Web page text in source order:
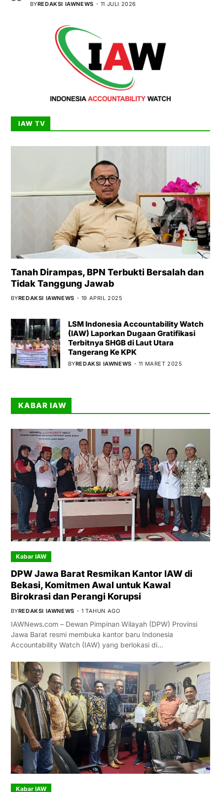
BYREDAKSI IAWNEWS 11 JULI 2026
IAW TV
Tanah Dirampas, BPN Terbukti Bersalah dan
Tidak Tanggung Jawab
BYREDAKSI IAWNEWS 19 APRIL 2025
LSM Indonesia Accountability Watch
(IAW) Laporkan Dugaan Gratifikasi
Terbitnya SHGB di Laut Utara
Tangerang Ke KPK
BYREDAKSI IAWNEWS 11 MARET 2025
KABAR IAW
Kabar IAW
DPW Jawa Barat Resmikan Kantor IAW di
Bekasi, Komitmen Awal untuk Kawal
Birokrasi dan Perangi Korupsi
BYREDAKSI IAWNEWS 1 TAHUN AGO
IAWNews.com – Dewan Pimpinan Wilayah (DPW) Provinsi
Jawa Barat resmi membuka kantor baru Indonesia
Accountability Watch (IAW) yang berlokasi di…
Kabar IAW